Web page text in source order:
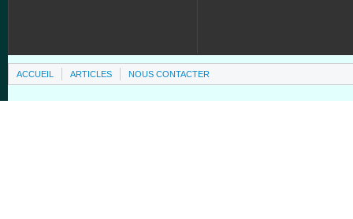
ACCUEIL ARTICLES NOUS CONTACTER